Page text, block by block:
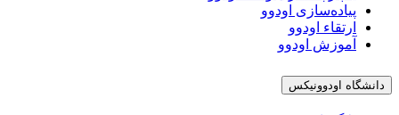
پیاده‌سازی اودوو
ارتقاء اودوو
آموزش اودوو
دانشگاه اودوونیکس